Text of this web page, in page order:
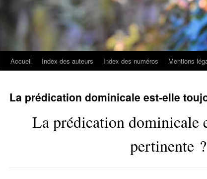
Accueil Index des auteurs Index des numéros Mentions
La prédication dominicale est-elle
La prédication dominicale
pertinente ?